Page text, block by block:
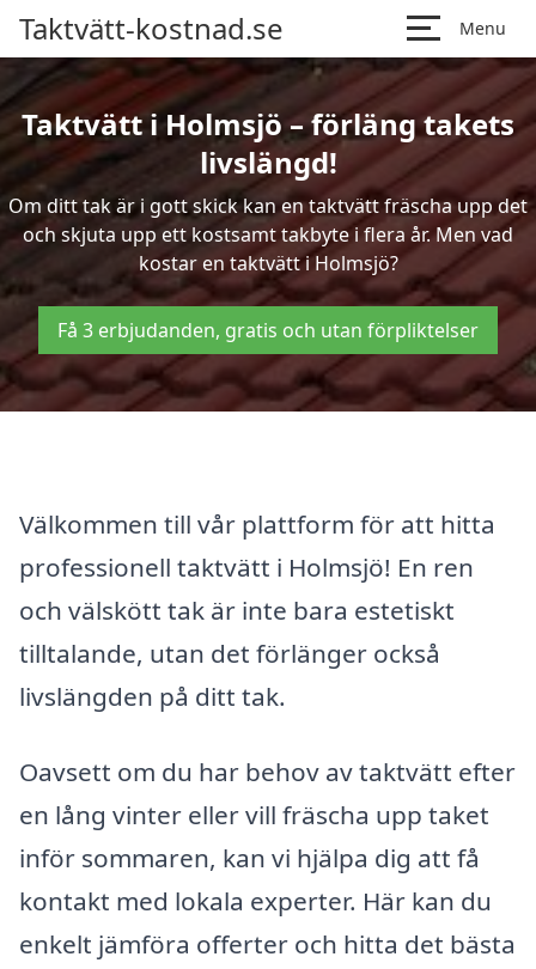
Taktvätt-kostnad.se Menu
Taktvätt i Holmsjö – förläng takets
livslängd!
Om ditt tak är i gott skick kan en taktvätt fräscha upp det
och skjuta upp ett kostsamt takbyte i flera år. Men vad
kostar en taktvätt i Holmsjö?
Få 3 erbjudanden, gratis och utan förpliktelser
Välkommen till vår plattform för att hitta
professionell taktvätt i Holmsjö! En ren
och välskött tak är inte bara estetiskt
tilltalande, utan det förlänger också
livslängden på ditt tak.
Oavsett om du har behov av taktvätt efter
en lång vinter eller vill fräscha upp taket
inför sommaren, kan vi hjälpa dig att få
kontakt med lokala experter. Här kan du
enkelt jämföra offerter och hitta det bästa